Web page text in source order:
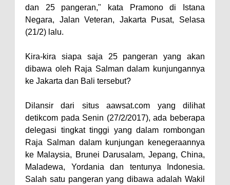
dan 25 pangeran," kata Pramono di Istana
Negara, Jalan Veteran, Jakarta Pusat, Selasa
(21/2) lalu.
Kira-kira siapa saja 25 pangeran yang akan
dibawa oleh Raja Salman dalam kunjungannya
ke Jakarta dan Bali tersebut?
Dilansir dari situs aawsat.com yang dilihat
detikcom pada Senin (27/2/2017), ada beberapa
delegasi tingkat tinggi yang dalam rombongan
Raja Salman dalam kunjungan kenegeraannya
ke Malaysia, Brunei Darusalam, Jepang, China,
Maladewa, Yordania dan tentunya Indonesia.
Salah satu pangeran yang dibawa adalah Wakil